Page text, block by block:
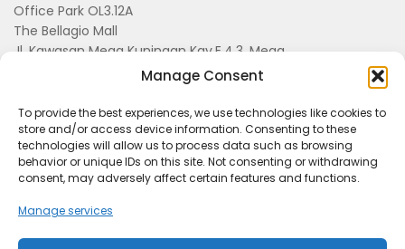
Manage Consent
To provide the best experiences, we use technologies like cookies to
store and/or access device information. Consenting to these
technologies will allow us to process data such as browsing
behavior or unique IDs on this site. Not consenting or withdrawing
consent, may adversely affect certain features and functions.
Manage services
Office Park OL3.12A
The Bellagio Mall
Jl. Kawasan Mega Kuningan Kav.E.4.3, Mega
Kuningan, Kel. Kuningan Timur,
Kec.Setiabudi, Jakarta Selatan 15810